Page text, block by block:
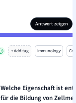
Antwort zeigen
+ Add tag Immunology
Welche Eigenschaft ist
für die Bildung von